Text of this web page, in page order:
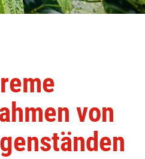
von